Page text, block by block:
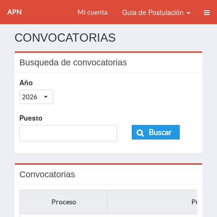
APN Mi cuenta Guia de Postulación
CONVOCATORIAS
Busqueda de convocatorias
Año
2026
Puesto
Buscar
Convocatorias
Proceso Puesto